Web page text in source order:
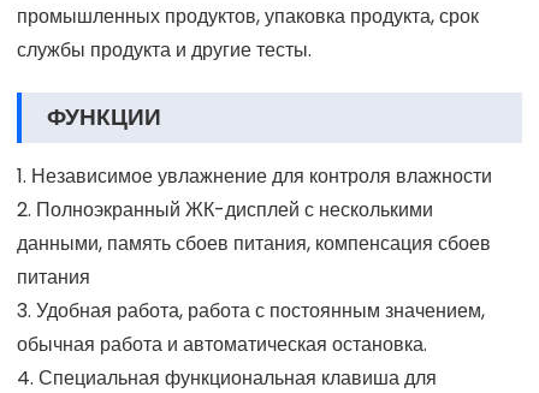
промышленных продуктов, упаковка продукта, срок
службы продукта и другие тесты.
ФУНКЦИИ
1. Независимое увлажнение для контроля влажности
2. Полноэкранный ЖК-дисплей с несколькими
данными, память сбоев питания, компенсация сбоев
питания
3. Удобная работа, работа с постоянным значением,
обычная работа и автоматическая остановка.
4. Специальная функциональная клавиша для